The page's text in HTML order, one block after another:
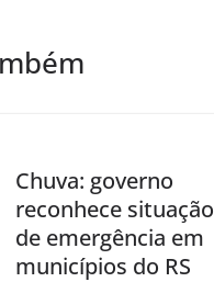
Chuva: governo
reconhece situação
de emergência em
municípios do RS